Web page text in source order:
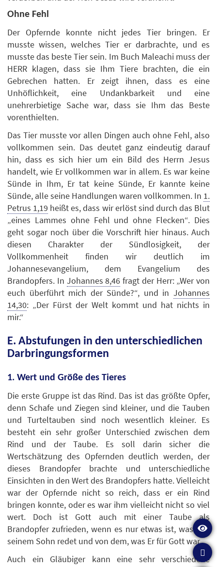
Ohne Fehl
Der Opfernde konnte nicht jedes Tier bringen. Er
musste wissen, welches Tier er darbrachte, und es
musste das beste Tier sein. Im Buch Maleachi muss der
HERR klagen, dass sie Ihm Tiere brachten, die ein
Gebrechen hatten. Er zeigt ihnen, dass es eine
Unhöflichkeit, eine Undankbarkeit und eine
unehrerbietige Sache war, dass sie Ihm das Beste
vorenthielten.
Das Tier musste vor allen Dingen auch ohne Fehl, also
vollkommen sein. Das deutet ganz eindeutig darauf
hin, dass es sich hier um ein Bild des Herrn Jesus
handelt, wie Er vollkommen war in allem. Es war keine
Sünde in Ihm, Er tat keine Sünde, Er kannte keine
Sünde, alle seine Handlungen waren vollkommen. In 1.
Petrus 1,19 heißt es, dass wir erlöst sind durch das Blut
„eines Lammes ohne Fehl und ohne Flecken“. Dies
geht sogar noch über die Vorschrift hier hinaus. Auch
diesen Charakter der Sündlosigkeit, der
Vollkommenheit finden wir deutlich im
Johannesevangelium, dem Evangelium des
Brandopfers. In Johannes 8,46 fragt der Herr: „Wer von
euch überführt mich der Sünde?“, und in Johannes
14,30: „Der Fürst der Welt kommt und hat nichts in
mir.“
E. Abstufungen in den unterschiedlichen
Darbringungsformen
1. Wert und Größe des Tieres
Die erste Gruppe ist das Rind. Das ist das größte Opfer,
denn Schafe und Ziegen sind kleiner, und die Tauben
und Turteltauben sind noch wesentlich kleiner. Es
besteht ein sehr großer Unterschied zwischen dem
Rind und der Taube. Es soll darin sicher die
Wertschätzung des Opfernden deutlich werden, der
dieses Brandopfer brachte und unterschiedliche
Einsichten in den Wert des Brandopfers hatte. Vielleicht
war der Opfernde nicht so reich, dass er ein Rind
bringen konnte, oder es war ihm vielleicht nicht so viel
wert. Doch ist Gott auch mit einer Taube als
Brandopfer zufrieden, wenn es nur etwas ist, was von
seinem Sohn redet und von dem, was Er für Gott war.
Auch ein Gläubiger kann eine sehr verschiedene